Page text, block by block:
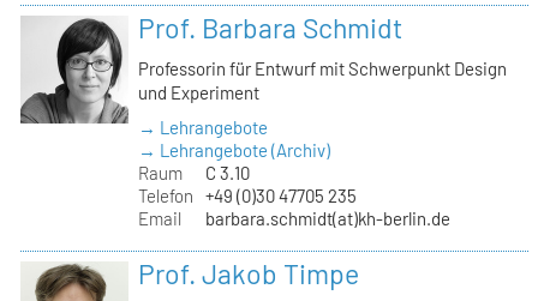
Prof. Barbara Schmidt
Professorin für Entwurf mit Schwerpunkt Design
und Experiment
→ Lehrangebote
→ Lehrangebote (Archiv)
Raum
C 3.10
Telefon
+49 (0)30 47705 235
Email
barbara.schmidt(at)kh-berlin.de
Prof. Jakob Timpe